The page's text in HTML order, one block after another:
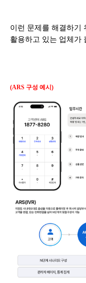
이런 문제를 해결하기
활용하고 있는 업체가
(ARS 구성 예시)